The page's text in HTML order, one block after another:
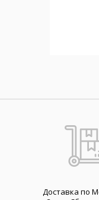
Доставка по